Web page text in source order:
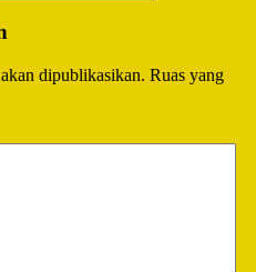
dipublikasikan. Ruas yang